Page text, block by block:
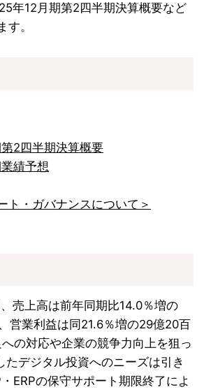
年12月期第2四半期決算概要など
す。
2四半期決算概要
績予想
ト・ガバナンスについて＞
売上高は前年同期比14.0％増の
営業利益は同21.6％増の29億20百
の対応や企業の競争力向上を狙っ
たデジタル投資へのニーズは引き
ERPの保守サポート期限終了によ